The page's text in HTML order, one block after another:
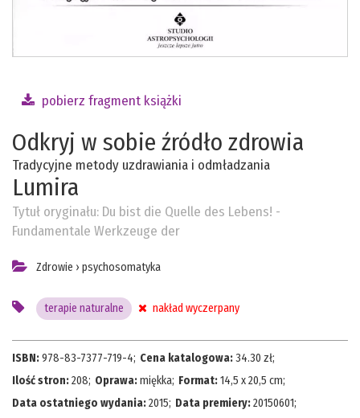
pobierz fragment książki
Odkryj w sobie źródło zdrowia
Tradycyjne metody uzdrawiania i odmładzania
Lumira
Tytuł oryginału: Du bist die Quelle des Lebens! -
Fundamentale Werkzeuge der
Zdrowie › psychosomatyka
terapie naturalne nakład wyczerpany
ISBN:978-83-7377-719-4; Cena katalogowa:34.30 zł;
Ilość stron:208; Oprawa:miękka; Format:14,5 x 20,5 cm;
Data ostatniego wydania:2015; Data premiery:20150601;